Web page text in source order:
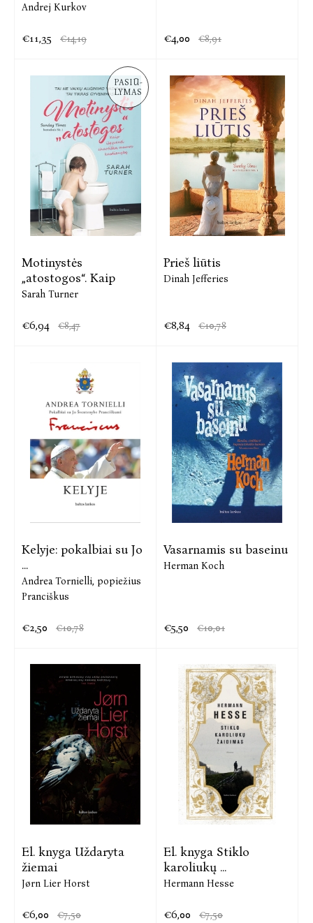
Andrej Kurkov
€11,35 €14,19 €4,00 €8,91
PASIŪ-
LYMAS
Motinystės
„atostogos“. Kaip
Sarah Turner
€6,94 €8,47
Prieš liūtis
Dinah Jefferies
€8,84 €10,78
Kelyje: pokalbiai su Jo
...
Andrea Tornielli, popiežius
Pranciškus
€2,50 €10,78
Vasarnamis su baseinu
Herman Koch
€5,50 €10,01
El. knyga Uždaryta
žiemai
Jørn Lier Horst
€6,00 €7,50
El. knyga Stiklo
karoliukų ...
Hermann Hesse
€6,00 €7,50